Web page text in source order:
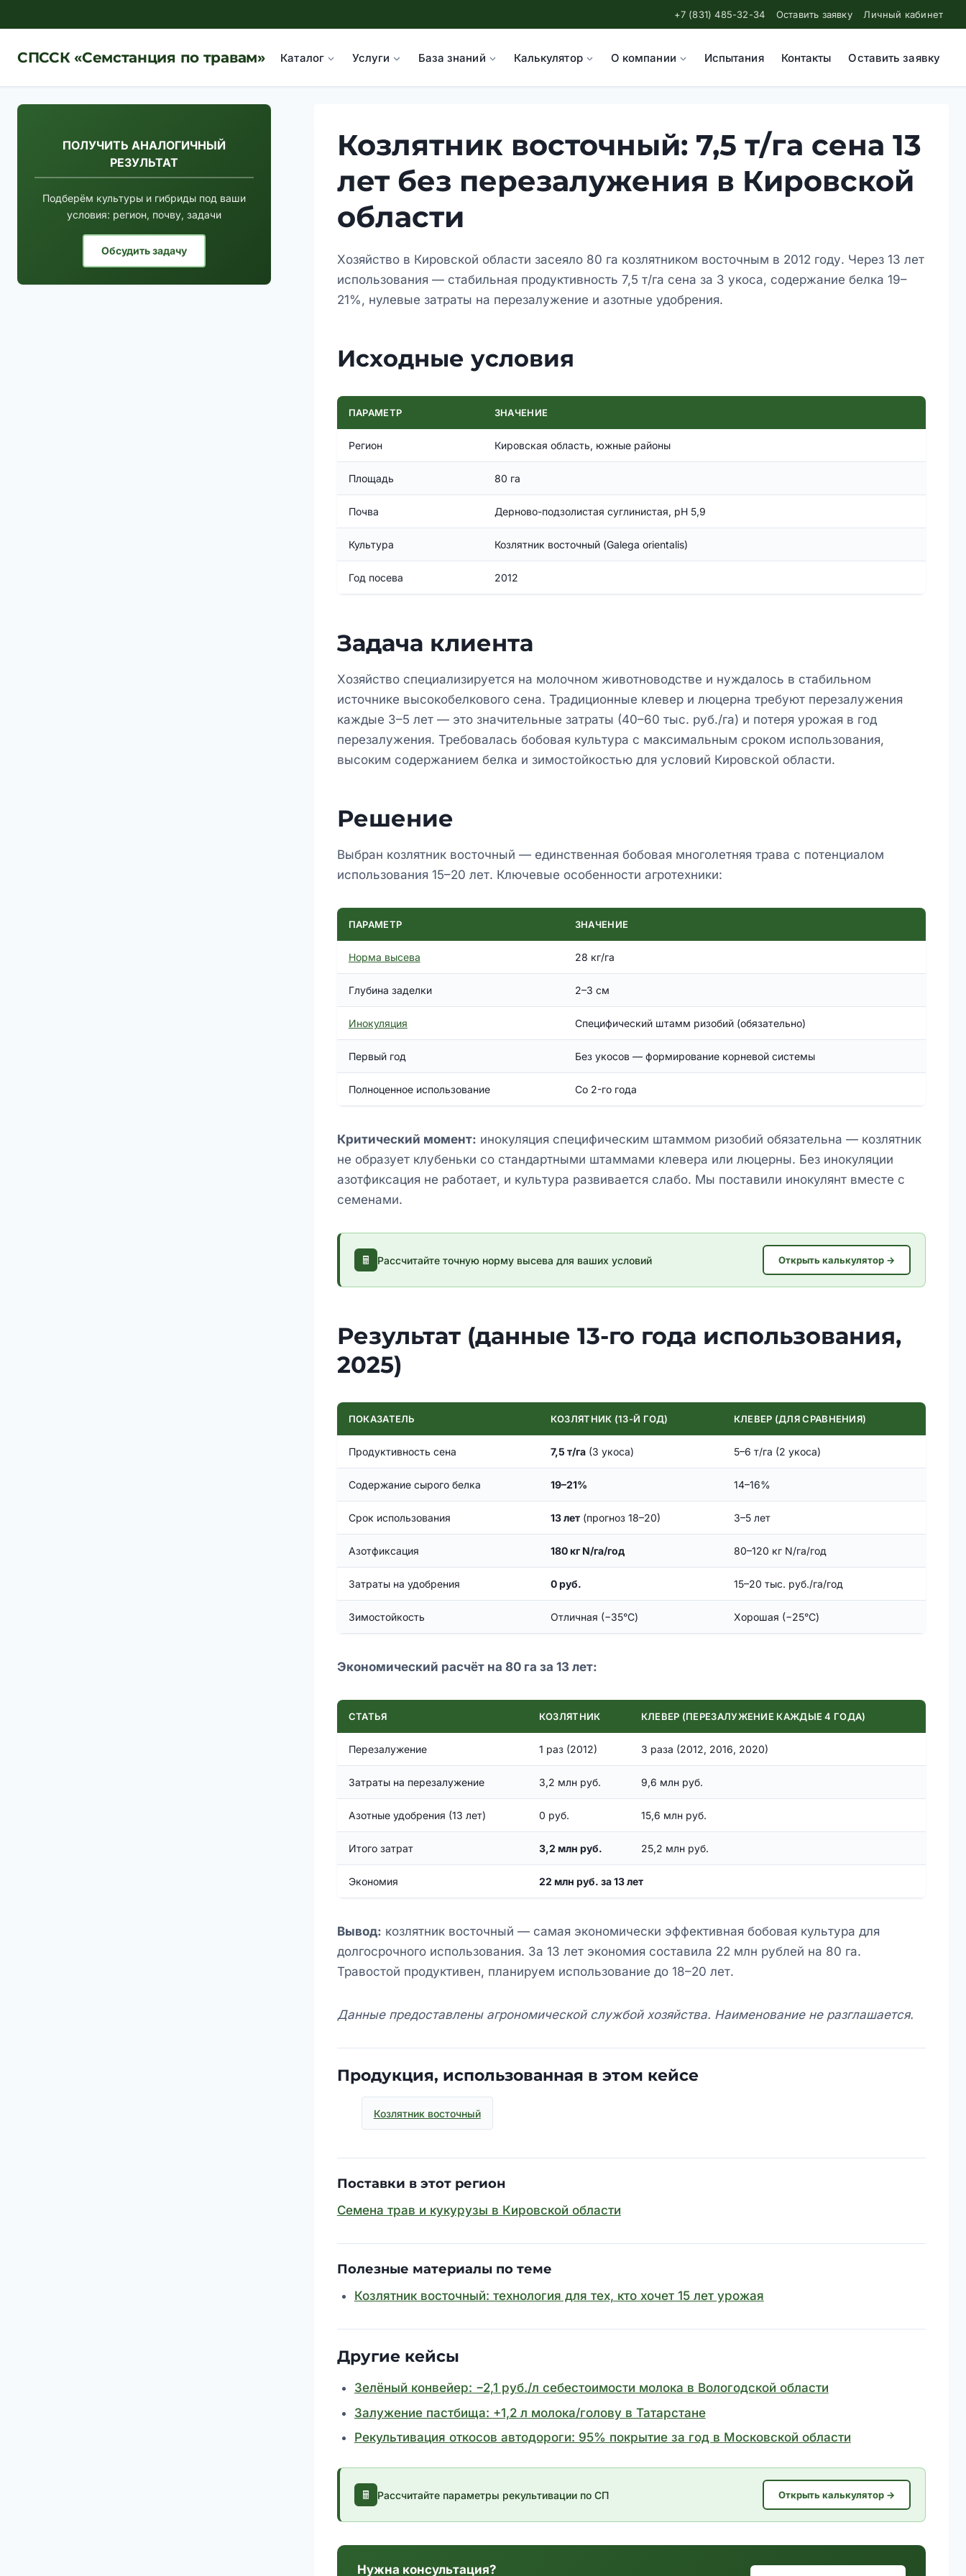
к
содержимому
+7 (831) 485-32-34 Оставить заявку Личный кабинет
СПССК «Семстанция по травам» Каталог Услуги База знаний Калькулятор О компании Испытания Контакты Оставить заявку
Козлятник восточный: 7,5 т/га сена 13
лет без перезалужения в Кировской
области
Хозяйство в Кировской области засеяло 80 га козлятником восточным в 2012 году. Через 13 лет
использования — стабильная продуктивность 7,5 т/га сена за 3 укоса, содержание белка 19–
21%, нулевые затраты на перезалужение и азотные удобрения.
Исходные условия
ПАРАМЕТР ЗНАЧЕНИЕ
Регион Кировская область, южные районы
Площадь 80 га
Почва Дерново-подзолистая суглинистая, pH 5,9
Культура Козлятник восточный (Galega orientalis)
Год посева 2012
Задача клиента
Хозяйство специализируется на молочном животноводстве и нуждалось в стабильном
источнике высокобелкового сена. Традиционные клевер и люцерна требуют перезалужения
каждые 3–5 лет — это значительные затраты (40–60 тыс. руб./га) и потеря урожая в год
перезалужения. Требовалась бобовая культура с максимальным сроком использования,
высоким содержанием белка и зимостойкостью для условий Кировской области.
Решение
Выбран козлятник восточный — единственная бобовая многолетняя трава с потенциалом
использования 15–20 лет. Ключевые особенности агротехники:
ПАРАМЕТР ЗНАЧЕНИЕ
Норма высева 28 кг/га
Глубина заделки 2–3 см
Инокуляция Специфический штамм ризобий (обязательно)
Первый год Без укосов — формирование корневой системы
Полноценное использование Со 2-го года
Критический момент: инокуляция специфическим штаммом ризобий обязательна — козлятник
не образует клубеньки со стандартными штаммами клевера или люцерны. Без инокуляции
азотфиксация не работает, и культура развивается слабо. Мы поставили инокулянт вместе с
семенами.
Рассчитайте точную норму высева для ваших условий Открыть калькулятор →
Результат (данные 13-го года использования,
2025)
ПОКАЗАТЕЛЬ КОЗЛЯТНИК (13-Й ГОД) КЛЕВЕР (ДЛЯ СРАВНЕНИЯ)
Продуктивность сена 7,5 т/га(3 укоса) 5–6 т/га (2 укоса)
Содержание сырого белка 19–21% 14–16%
Срок использования 13 лет(прогноз 18–20) 3–5 лет
Азотфиксация 180 кг N/га/год 80–120 кг N/га/год
Затраты на удобрения 0 руб. 15–20 тыс. руб./га/год
Зимостойкость Отличная (−35°C) Хорошая (−25°C)
Экономический расчёт на 80 га за 13 лет:
СТАТЬЯ КОЗЛЯТНИК КЛЕВЕР (ПЕРЕЗАЛУЖЕНИЕ КАЖДЫЕ 4 ГОДА)
Перезалужение 1 раз (2012) 3 раза (2012, 2016, 2020)
Затраты на перезалужение 3,2 млн руб. 9,6 млн руб.
Азотные удобрения (13 лет) 0 руб. 15,6 млн руб.
Итого затрат 3,2 млн руб. 25,2 млн руб.
Экономия 22 млн руб. за 13 лет
Вывод: козлятник восточный — самая экономически эффективная бобовая культура для
долгосрочного использования. За 13 лет экономия составила 22 млн рублей на 80 га.
Травостой продуктивен, планируем использование до 18–20 лет.
Данные предоставлены агрономической службой хозяйства. Наименование не разглашается.
Продукция, использованная в этом кейсе
Козлятник восточный
Поставки в этот регион
Семена трав и кукурузы в Кировской области
Полезные материалы по теме
Козлятник восточный: технология для тех, кто хочет 15 лет урожая
Другие кейсы
Зелёный конвейер: −2,1 руб./л себестоимости молока в Вологодской области
Залужение пастбища: +1,2 л молока/голову в Татарстане
Рекультивация откосов автодороги: 95% покрытие за год в Московской области
Рассчитайте параметры рекультивации по СП Открыть калькулятор →
Нужна консультация?
ПОЛУЧИТЬ АНАЛОГИЧНЫЙ
РЕЗУЛЬТАТ
Подберём культуры и гибриды под ваши
условия: регион, почву, задачи
Обсудить задачу